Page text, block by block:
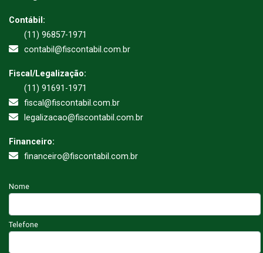
Contábil:
(11) 96857-1971
contabil@fiscontabil.com.br
Fiscal/Legalização:
(11) 91691-1971
fiscal@fiscontabil.com.br
legalizacao@fiscontabil.com.br
Financeiro:
financeiro@fiscontabil.com.br
Nome
Telefone